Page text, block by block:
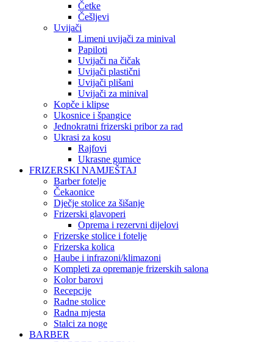
Četke
Češljevi
Uvijači
Limeni uvijači za minival
Papiloti
Uvijači na čičak
Uvijači plastični
Uvijači plišani
Uvijači za minival
Kopče i klipse
Ukosnice i špangice
Jednokratni frizerski pribor za rad
Ukrasi za kosu
Rajfovi
Ukrasne gumice
FRIZERSKI NAMJEŠTAJ
Barber fotelje
Čekaonice
Dječje stolice za šišanje
Frizerski glavoperi
Oprema i rezervni dijelovi
Frizerske stolice i fotelje
Frizerska kolica
Haube i infrazoni/klimazoni
Kompleti za opremanje frizerskih salona
Kolor barovi
Recepcije
Radne stolice
Radna mjesta
Stalci za noge
BARBER